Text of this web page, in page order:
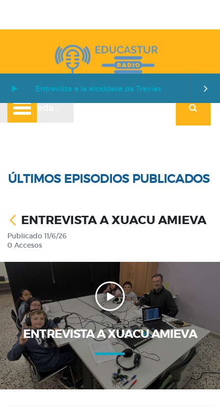
Entrevista a la alcaldesa de Trevías
ÚLTIMOS EPISODIOS PUBLICADOS
ENTREVISTA A XUACU AMIEVA
Publicado 11/6/26
0 Accesos
ENTREVISTA A XUACU AMIEVA